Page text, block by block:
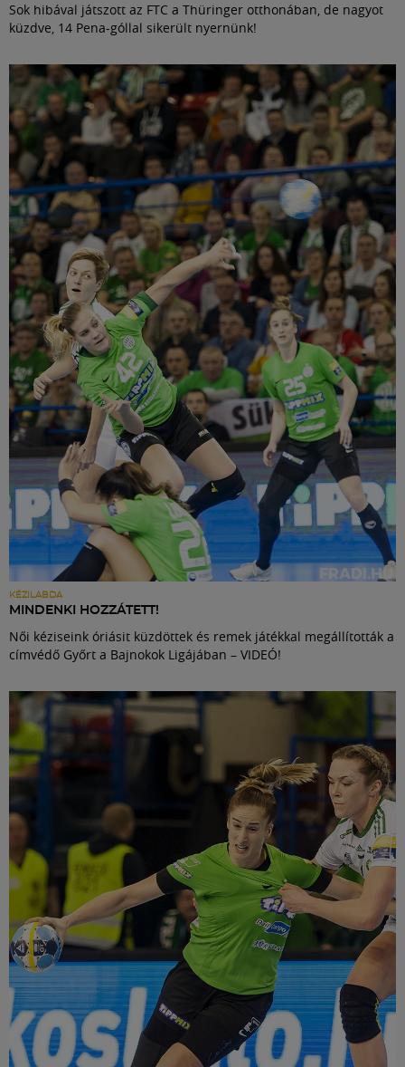
Sok hibával játszott az FTC a Thüringer otthonában, de nagyot
küzdve, 14 Pena-góllal sikerült nyernünk!
KÉZILABDA
MINDENKI HOZZÁTETT!
Női kéziseink óriásit küzdöttek és remek játékkal megállították a
címvédő Győrt a Bajnokok Ligájában – VIDEÓ!